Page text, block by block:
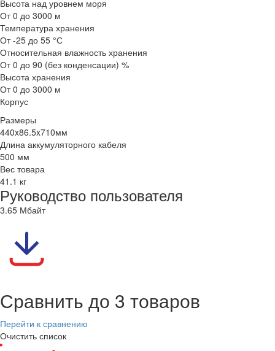
Высота над уровнем моря
От 0 до 3000 м
Температура хранения
От -25 до 55 °С
Относительная влажность хранения
От 0 до 90 (без конденсации) %
Высота хранения
От 0 до 3000 м
Корпус
Размеры
440x86.5x710мм
Длина аккумуляторного кабеля
500 мм
Вес товара
41.1 кг
Руководство пользователя
3.65 Мбайт
Сравнить до 3 товаров
Перейти к сравнению
Очистить список